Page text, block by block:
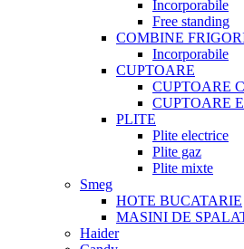
Incorporabile
Free standing
COMBINE
Incorporabile
CUPTOARE
CUPTOARE
CUPTOARE
PLITE
Plite electrice
Plite gaz
Plite mixte
Smeg
HOTE BUCATARIE
MASINI DE
Haider